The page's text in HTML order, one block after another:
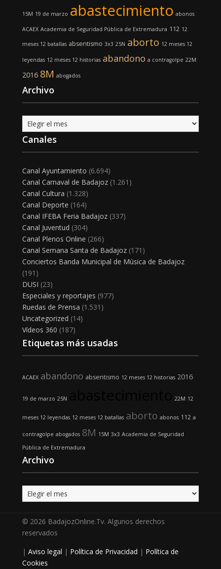
15M 19 de marzo abastecimiento abonos
ACAEX Academia de Seguridad Pública de Extremadura 112 12
meses 12 batallas absentismo 3x3 25N aborto 12 meses 12
leyendas 12 meses 12 historias abandono a contragolpe 22M
2016 8M abogados
Archivo
Archivo
Canales
Canal Ayuntamiento (6.694)
Canal Carnaval de Badajoz(1.261)
Canal Cultura (1.328)
Canal Deporte (164)
Canal IFEBA Feria Badajoz(337)
Canal Juventud (304)
Canal Plenos Online (266)
Canal Semana Santa de Badajoz(171)
Conciertos Banda Municipal de Música de Badajoz
(191)
DUSI (23)
Especiales y reportajes (977)
Ruedas de Prensa (1.531)
Uncategorized (14)
Vídeos 360 (187)
Etiquetas más usadas
ACAEX abandono absentismo 12 meses 12 historias 2016
19 de marzo 25N 22M 12
meses 12 leyendas 12 meses 12 batallas aborto abonos 112 a
contragolpe abogados 8M 15M 3x3 Academia de Seguridad
Pública de Extremadura
Archivo
Archivo
© 2026 BadajozOnline.Tv. Algunos derechos
reservados
| Aviso legal | Política de Privacidad | Política de
Cookies